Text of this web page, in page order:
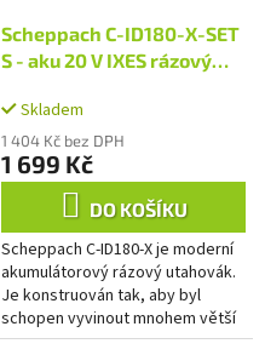
Scheppach C-ID180-X-SET
S - aku 20 V IXES rázový
nabíječka 2,4 A
Skladem
1 404 Kč bez DPH
1 699 Kč
DO KOŠÍKU
Scheppach C-ID180-X je moderní
akumulátorový rázový utahovák.
Je konstruován tak, aby byl
schopen vyvinout mnohem větší
utahovací moment než běžná